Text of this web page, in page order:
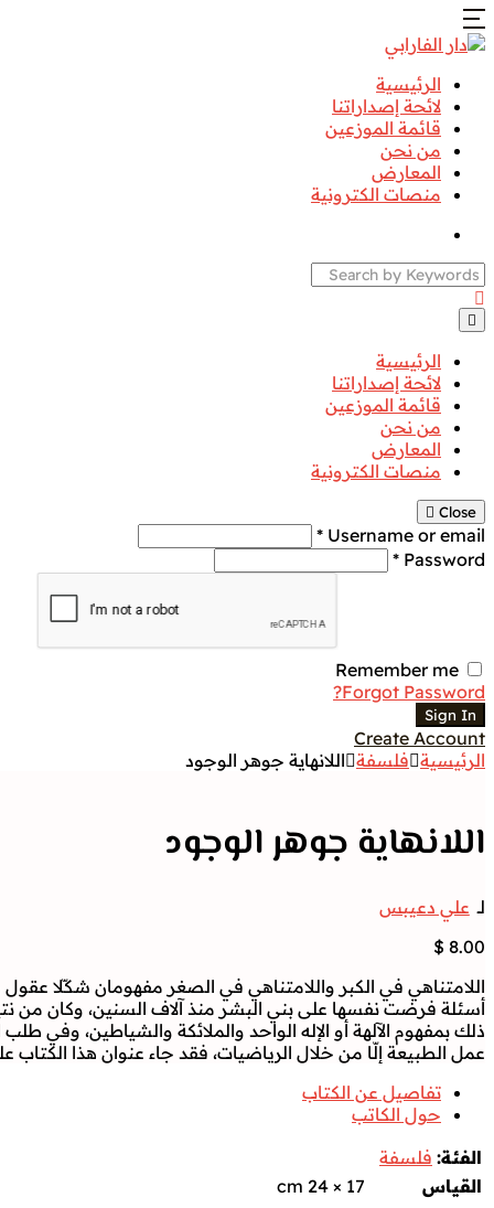
الرئيسية
لائحة إصداراتنا
قائمة الموزعين
من نحن
المعارض
منصات الكترونية
Search
الرئيسية
لائحة إصداراتنا
قائمة الموزعين
من نحن
المعارض
منصات الكترونية
Close
Username or email *
Password *
Remember me
Forgot Password?
Sign In
Create Account
الرئيسية فلسفة اللانهاية جوهر الوجود
اللانهاية جوهر الوجود
لــ علي دعيبس
$ 8.00
اللامتناهي في الكبر واللامتناهي في الصغر مفهومان شكّلا
أسئلة فرضت نفسها على بني البشر منذ آلاف السنين، وكان من
ذلك بمفهوم الآلهة أو الإله الواحد والملائكة والشياطين، وفي
عمل الطبيعة إلّا من خلال الرياضيات، فقد جاء عنوان هذا الكتاب
تفاصيل عن الكتاب
حول الكاتب
الفئة: فلسفة
القياس
17 × 24 cm